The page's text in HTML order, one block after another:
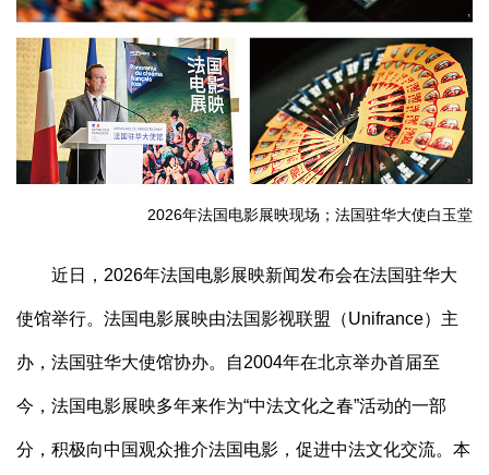
2026年法国电影展映现场；法国驻华大使白玉堂
近日，2026年法国电影展映新闻发布会在法国驻华大
使馆举行。法国电影展映由法国影视联盟（Unifrance）主
办，法国驻华大使馆协办。自2004年在北京举办首届至
今，法国电影展映多年来作为“中法文化之春”活动的一部
分，积极向中国观众推介法国电影，促进中法文化交流。本